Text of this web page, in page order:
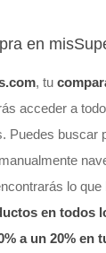
en
, tu
acceder a
Puedes buscar
lo
en todos
a un 20% en